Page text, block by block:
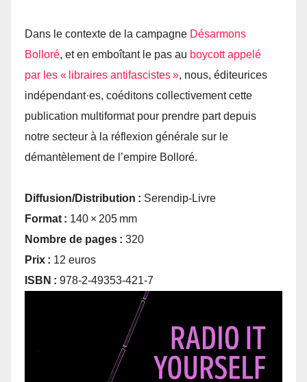
Dans le contexte de la campagne Désarmons
Bolloré, et en emboîtant le pas au boycott appelé
par les « libraires antifascistes », nous, éditeurices
indépendant·es, coéditons collectivement cette
publication multiformat pour prendre part depuis
notre secteur à la réflexion générale sur le
démantèlement de l’empire Bolloré.
Diffusion/Distribution : Serendip-Livre
Format : 140 × 205 mm
Nombre de pages : 320
Prix : 12 euros
ISBN : 978-2-49353-421-7